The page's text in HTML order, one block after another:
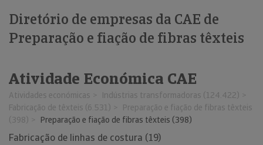
Diretório de empresas da CAE de
Preparação e fiação de fibras têxteis
Atividade Económica CAE
Atividades económicas
Indústrias transformadoras (124.422)
Fabricação de têxteis (6.531)
Preparação e fiação de fibras têxteis
(398)
Preparação e fiação de fibras têxteis (398)
Fabricação de linhas de costura (19)